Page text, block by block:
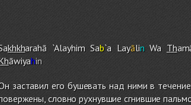
khkharahā `AlayhimSab`a LayālinWa Th
āwiyahin
заставил его бушевать над ними в
словно рухнувшие сгнившие